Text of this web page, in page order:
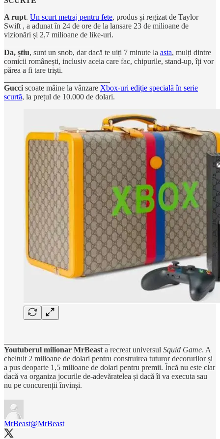
A rupt. Un scurt metraj pentru fete, produs și regizat de Taylor
Swift , a adunat în 24 de ore de la lansare 23 de milioane de
vizionări și 2,7 milioane de like-uri.
Da, știu, sunt un snob, dar dacă te uiți 7 minute la asta, mulți dintre
comicii românești, inclusiv aceia care fac, chipurile, stand-up, îți vor
părea a fi tare triști.
Gucci scoate mâine la vânzare Xbox-uri ediție specială în serie
scurtă, la prețul de 10.000 de dolari.
Youtuberul milionar MrBeast a recreat universul Squid Game. A
cheltuit 2 milioane de dolari pentru construirea tuturor decorurilor și
a pus deoparte 1,5 milioane de dolari pentru premii. Încă nu este clar
dacă va organiza jocurile de-adevăratelea și dacă îi va executa sau
nu pe concurenții învinși.
MrBeast@MrBeast